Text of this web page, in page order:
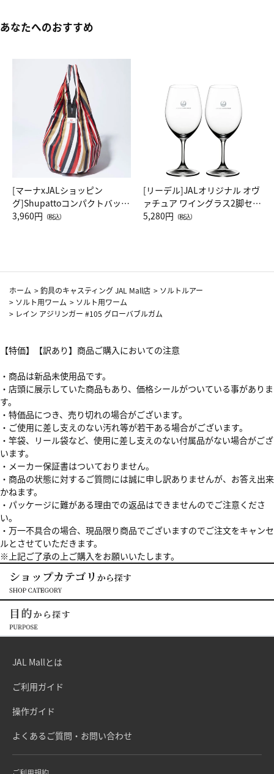
あなたへのおすすめ
[マーナxJALショッピン
グ]Shupattoコンパクトバッグ
Drop JAL客室乗務員（LC）ス
3,960円 （税込）
[リーデル]JALオリジナル オヴ
ァチュア ワイングラス2脚セッ
ト（レッドワイン）
5,280円 （税込）
ホーム >釣具のキャスティング JAL Mall店 > ソルトルアー
> ソルト用ワーム > ソルト用ワーム
> レイン アジリンガー #105 グローバブルガム
【特価】【訳あり】商品ご購入においての注意
・商品は新品未使用品です。
・店頭に展示していた商品もあり、価格シールがついている事がありま
す。
・特価品につき、売り切れの場合がございます。
・ご使用に差し支えのない汚れ等が若干ある場合がございます。
・竿袋、リール袋など、使用に差し支えのない付属品がない場合がござ
います。
・メーカー保証書はついておりません。
・商品の状態に対するご質問には誠に申し訳ありませんが、お答え出来
かねます。
・パッケージに難がある理由での返品はできませんのでご注意くださ
い。
・万一不具合の場合、現品限り商品でございますのでご注文をキャンセ
ルとさせていただきます。
※上記ご了承の上ご購入をお願いいたします。
JAL Mallとは
ご利用ガイド
操作ガイド
よくあるご質問・お問い合わせ